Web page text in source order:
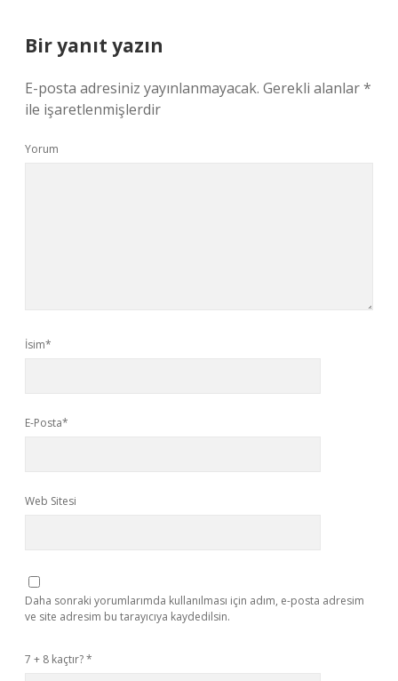
Bir yanıt yazın
E-posta adresiniz yayınlanmayacak. Gerekli alanlar*
ile işaretlenmişlerdir
Yorum
İsim*
E-Posta*
Web Sitesi
Daha sonraki yorumlarımda kullanılması için adım, e-posta adresim
ve site adresim bu tarayıcıya kaydedilsin.
7 + 8 kaçtır?*